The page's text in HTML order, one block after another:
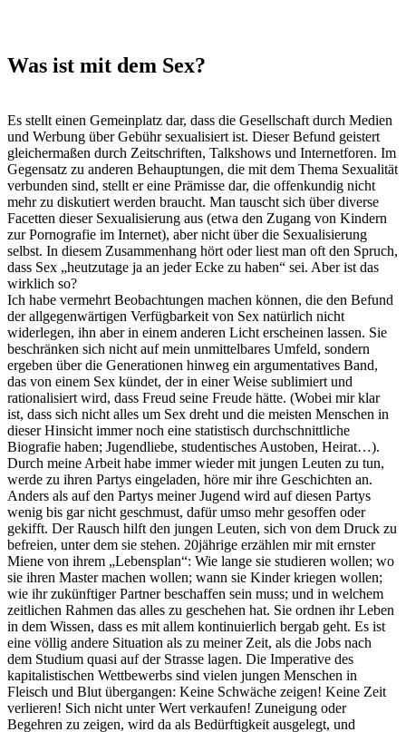
Was ist mit dem Sex?
Es stellt einen Gemeinplatz dar, dass die Gesellschaft durch Medien
und Werbung über Gebühr sexualisiert ist. Dieser Befund geistert
gleichermaßen durch Zeitschriften, Talkshows und Internetforen. Im
Gegensatz zu anderen Behauptungen, die mit dem Thema Sexualität
verbunden sind, stellt er eine Prämisse dar, die offenkundig nicht
mehr zu diskutiert werden braucht. Man tauscht sich über diverse
Facetten dieser Sexualisierung aus (etwa den Zugang von Kindern
zur Pornografie im Internet), aber nicht über die Sexualisierung
selbst. In diesem Zusammenhang hört oder liest man oft den Spruch,
dass Sex „heutzutage ja an jeder Ecke zu haben“ sei. Aber ist das
wirklich so?
Ich habe vermehrt Beobachtungen machen können, die den Befund
der allgegenwärtigen Verfügbarkeit von Sex natürlich nicht
widerlegen, ihn aber in einem anderen Licht erscheinen lassen. Sie
beschränken sich nicht auf mein unmittelbares Umfeld, sondern
ergeben über die Generationen hinweg ein argumentatives Band,
das von einem Sex kündet, der in einer Weise sublimiert und
rationalisiert wird, dass Freud seine Freude hätte. (Wobei mir klar
ist, dass sich nicht alles um Sex dreht und die meisten Menschen in
dieser Hinsicht immer noch eine statistisch durchschnittliche
Biografie haben; Jugendliebe, studentisches Austoben, Heirat…).
Durch meine Arbeit habe immer wieder mit jungen Leuten zu tun,
werde zu ihren Partys eingeladen, höre mir ihre Geschichten an.
Anders als auf den Partys meiner Jugend wird auf diesen Partys
wenig bis gar nicht geschmust, dafür umso mehr gesoffen oder
gekifft. Der Rausch hilft den jungen Leuten, sich von dem Druck zu
befreien, unter dem sie stehen. 20jährige erzählen mir mit ernster
Miene von ihrem „Lebensplan“: Wie lange sie studieren wollen; wo
sie ihren Master machen wollen; wann sie Kinder kriegen wollen;
wie ihr zukünftiger Partner beschaffen sein muss; und in welchem
zeitlichen Rahmen das alles zu geschehen hat. Sie ordnen ihr Leben
in dem Wissen, dass es mit allem kontinuierlich bergab geht. Es ist
eine völlig andere Situation als zu meiner Zeit, als die Jobs nach
dem Studium quasi auf der Strasse lagen. Die Imperative des
kapitalistischen Wettbewerbs sind vielen jungen Menschen in
Fleisch und Blut übergangen: Keine Schwäche zeigen! Keine Zeit
verlieren! Sich nicht unter Wert verkaufen! Zuneigung oder
Begehren zu zeigen, wird da als Bedürftigkeit ausgelegt, und